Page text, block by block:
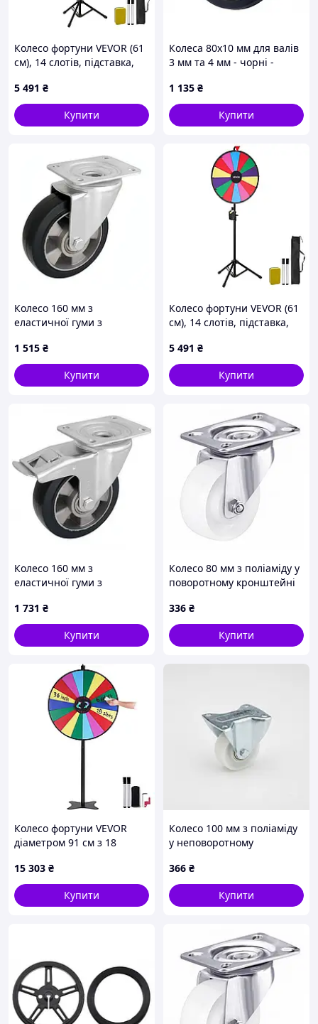
Колесо фортуни VEVOR (61
см), 14 слотів, підставка,
рулетка для лотерей,
дошка, гумка та 2 фішки, 6
кольорів,
5 491 ₴
Купити
Колеса 80x10 мм для валів
3 мм та 4 мм - чорні -
1 135 ₴
Купити
Колесо 160 мм з
еластичної гуми з
середньопосиленим
кронштейном (200 кг)
1 515 ₴
Купити
Колесо фортуни VEVOR (61
см), 14 слотів, підставка,
рулетка для лотерей,
дошка, гумка та 2 фішки, 6
кольорів,
5 491 ₴
Купити
Колесо 160 мм з
еластичної гуми з
середньопосиленим
кронштейном і гальмом
(400 кг)
1 731 ₴
Купити
Колесо 80 мм з поліаміду у
поворотному кронштейні
кг)
336 ₴
Купити
Колесо фортуни VEVOR
діаметром 91 см з 18
маркером для сухого
стирання та 2 фішками,
для розміщення на столі
15 303 ₴
Купити
Колесо 100 мм з поліаміду
у неповоротному
майданчиком (150 кг)
366 ₴
Купити